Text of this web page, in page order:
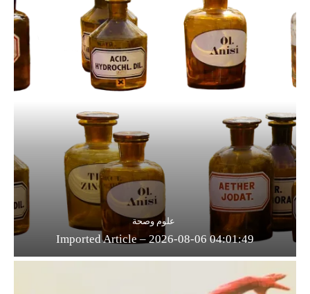
علوم وصحة
Imported Article – 2026-08-06 04:01:49